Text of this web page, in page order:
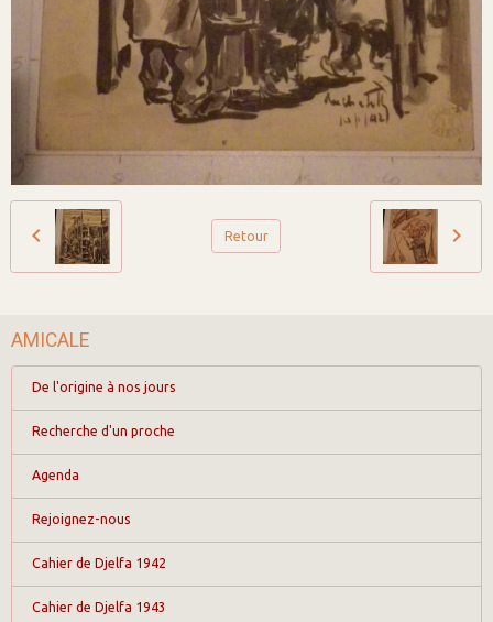
Retour
AMICALE
De l'origine à nos jours
Recherche d'un proche
Agenda
Rejoignez-nous
Cahier de Djelfa 1942
Cahier de Djelfa 1943